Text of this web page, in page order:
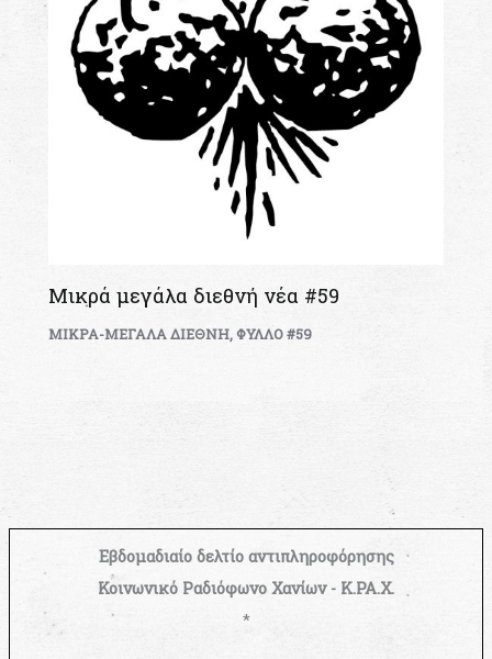
Μικρά μεγάλα διεθνή νέα #59
ΜΙΚΡΑ-ΜΕΓΑΛΑ ΔΙΕΘΝΗ,ΦΥΛΛΟ #59
Εβδομαδιαίο δελτίο αντιπληροφόρησης
Κοινωνικό Ραδιόφωνο Χανίων - Κ.ΡΑ.Χ.
*